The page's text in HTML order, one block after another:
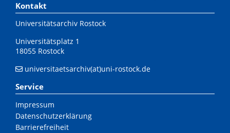
Kontakt
Universitätsarchiv Rostock
Universitätsplatz 1
18055 Rostock
universitaetsarchiv(at)uni-rostock.de
Service
Impressum
Datenschutzerklärung
Barrierefreiheit